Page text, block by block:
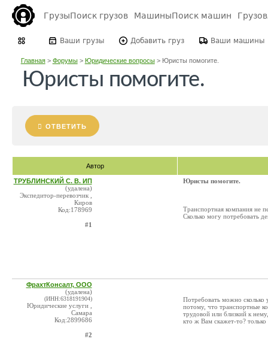
ГрузыПоиск грузов МашиныПоиск машин
Ваши грузы Добавить груз Ваши машины
Главная> Форумы> Юридические вопросы> Юристы помогите.
Юристы помогите.
ОТВЕТИТЬ
Автор
ТРУБЛИНСКИЙ С. В. ИП
(удалена)
Экспедитор-перевозчик ,
Киров
Код:178969
#1
Юристы помогите.
Транспортная компания не
Сколько могу потребовать
ФрахтКонсалт, ООО
(удалена)
(ИНН:6318191904)
Юридические услуги ,
Самара
Код:2899686
#2
Потребовать можно сколько
потому, что транспортные
трудовой или близкий к
кто ж Вам скажет-то? только